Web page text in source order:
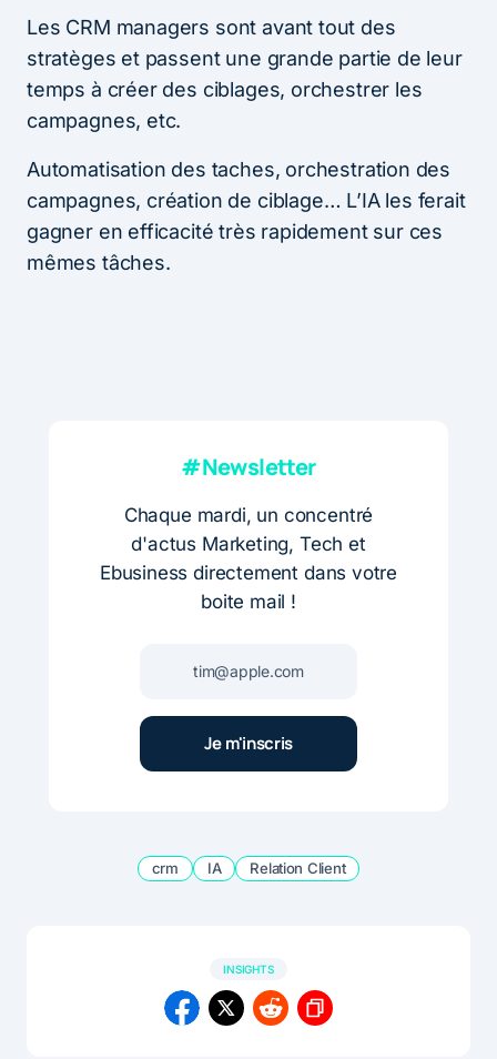
Les CRM managers sont avant tout des
stratèges et passent une grande partie de leur
temps à créer des ciblages, orchestrer les
campagnes, etc.
Automatisation des taches, orchestration des
campagnes, création de ciblage… L’IA les ferait
gagner en efficacité très rapidement sur ces
mêmes tâches.
#Newsletter
Chaque mardi, un concentré
d'actus Marketing, Tech et
Ebusiness directement dans votre
boite mail !
crm IA Relation Client
INSIGHTS